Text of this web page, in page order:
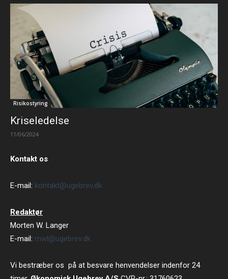
Risikostyring
Kriseledelse
11/06/2024
Kontakt os
E-mail: kontakt@ugebrev.dk
Redaktør
Morten W. Langer
E-mail: mwl@ugebrev.dk
Vi bestræber os på at besvare henvendelser indenfor 24